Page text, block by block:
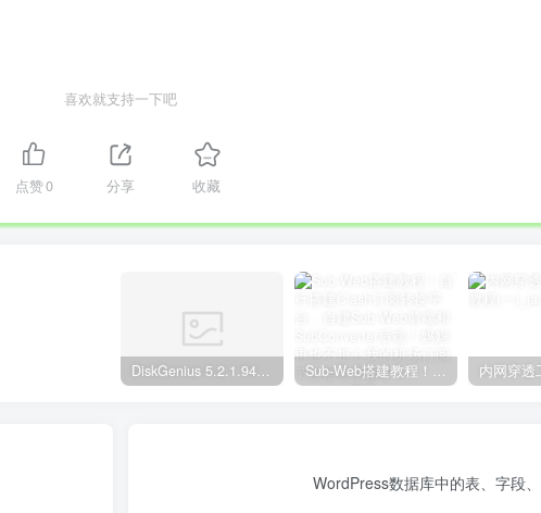
喜欢就支持一下吧
点赞0 分享 收藏
DiskGenius 5.2.1.941 专业版下载+序列号注册文件激活 Sub-Web搭建教程！自行搭建Clash订阅转换平台，自建Sub-Web前端和SubConverter后端！妈妈再也不担心我的机场订阅节点信息泄露了！
WordPress数据库中的表、字段